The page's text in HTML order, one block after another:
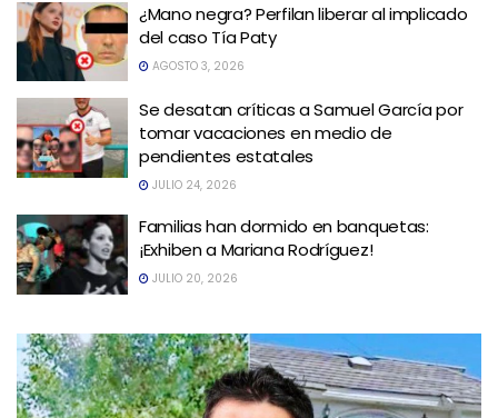
¿Mano negra? Perfilan liberar al implicado
del caso Tía Paty
AGOSTO 3, 2026
Se desatan críticas a Samuel García por
tomar vacaciones en medio de
pendientes estatales
JULIO 24, 2026
Familias han dormido en banquetas:
¡Exhiben a Mariana Rodríguez!
JULIO 20, 2026